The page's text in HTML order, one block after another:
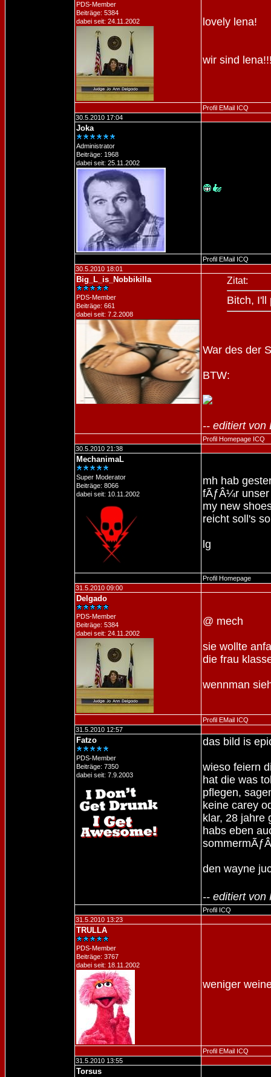
PDS-Member
Beiträge: 5384
dabei seit: 24.11.2002
lovely lena!
wir sind
Profil EMail ICQ
30.5.2010 17:04
Joka
Administrator
Beiträge: 1968
dabei seit: 25.11.2002
Profil EMail ICQ
30.5.2010 18:01
Big_L_is_Nobbikilla
PDS-Member
Beiträge: 661
dabei seit: 7.2.2008
Zitat:
Bitch, I'll
War des der
BTW:
-- editiert von
Profil Homepage ICQ
30.5.2010 21:38
MechanimaL
Super Moderator
Beiträge: 8066
dabei seit: 10.11.2002
mh hab
fÃƒÂ¼r unser
my new
reicht soll's
lg
Profil Homepage
31.5.2010 09:00
Delgado
PDS-Member
Beiträge: 5384
dabei seit: 24.11.2002
@ mech
sie wollte
die frau
wennman
Profil EMail ICQ
31.5.2010 12:57
Fatzo
PDS-Member
Beiträge: 7350
dabei seit: 7.9.2003
das bild is
wieso feiern
hat die was
pflegen,
keine carey
klar, 28 jahre
habs eben
den wayne
-- editiert von
Profil ICQ
31.5.2010 13:23
TRULLA
PDS-Member
Beiträge: 3767
dabei seit: 18.11.2002
weniger
Profil EMail ICQ
31.5.2010 13:55
Torsus